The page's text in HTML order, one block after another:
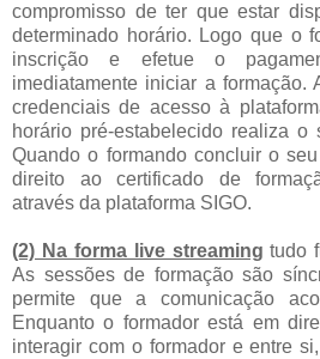
compromisso de ter que estar
determinado horário. Logo que o
inscrição e efetue o
imediatamente iniciar a formação.
credenciais de acesso à
horário pré-estabelecido realiza o
Quando o formando concluir o
direito ao certificado de
através da plataforma SIGO.
(2) Na forma live streaming tudo
As sessões de formação são
permite que a comunicação
Enquanto o formador está em
interagir com o formador e entre